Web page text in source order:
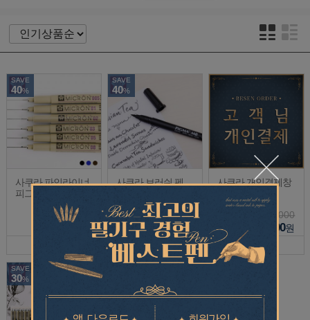
SAVE
40%
사쿠라 파인라이너
피그마 마이크론
2,000
원
SAVE
40%
사쿠라 브러쉬 펜
2,500
1,500원
사쿠라 개인결제창
1,000
1,000원
SAVE
30%